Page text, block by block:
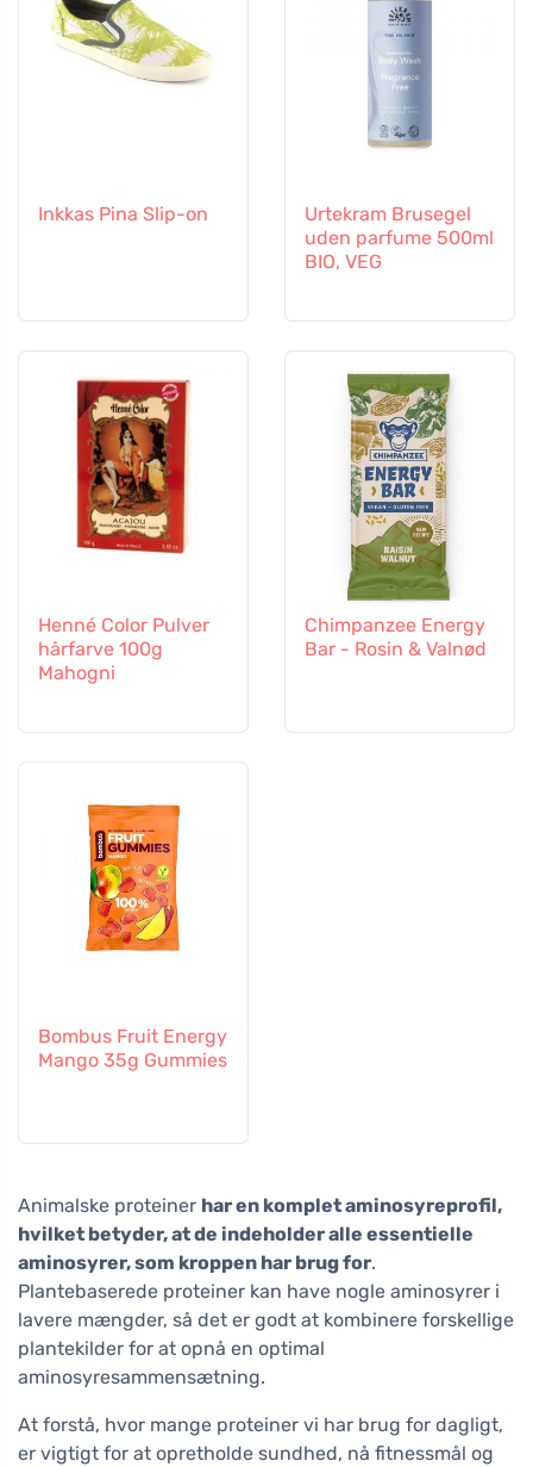
Inkkas Pina Slip-on
Urtekram Brusegel
uden parfume 500ml
BIO, VEG
Henné Color Pulver
hårfarve 100g
Mahogni
Chimpanzee Energy
Bar - Rosin & Valnød
Bombus Fruit Energy
Mango 35g Gummies
Animalske proteiner har en komplet aminosyreprofil,
hvilket betyder, at de indeholder alle essentielle
aminosyrer, som kroppen har brug for.
Plantebaserede proteiner kan have nogle aminosyrer i
lavere mængder, så det er godt at kombinere forskellige
plantekilder for at opnå en optimal
aminosyresammensætning.
At forstå, hvor mange proteiner vi har brug for dagligt,
er vigtigt for at opretholde sundhed, nå fitnessmål og